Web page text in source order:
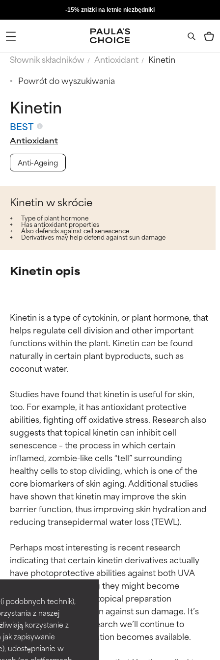
podobnych technik),
z naszej
korzystanie z
zapisywanie
udostępnianie w
-15% zniżki na letnie niezbędniki
Słownik składników Antioxidant
Kinetin
Powrót do wyszukiwania
Kinetin
BEST
Antioxidant
Anti-Ageing
Kinetin w skrócie
Type of plant hormone
Has antioxidant properties
Also defends against cell senescence
Derivatives may help defend against sun damage
Kinetin opis
Kinetin is a type of cytokinin, or plant hormone, that
helps regulate cell division and other important
functions within the plant. Kinetin can be found
naturally in certain plant byproducts, such as
coconut water.
Studies have found that kinetin is useful for skin,
too. For example, it has antioxidant protective
abilities, fighting off oxidative stress. Research also
suggests that topical kinetin can inhibit cell
senescence – the process in which certain
inflamed, zombie-like cells “tell” surrounding
healthy cells to stop dividing, which is one of the
core biomarkers of skin aging. Additional studies
have shown that kinetin may improve the skin
barrier function, thus improving skin hydration and
reducing transepidermal water loss (TEWL).
Perhaps most interesting is recent research
indicating that certain kinetin derivatives actually
have photoprotective abilities against both UVA
and UVB rays, meaning they might become
important additives in topical preparation
designed to defend skin against sun damage. It’s
an exciting area of research we’ll continue to
follow as more information becomes available.
Oceny składników
BEST
Udowodnione i potwierdzone
przez niezależne badania.
Wyjątkowy składnik aktywny
odpowiedni dla większości
typów skóry i problemów
Oceny składników
BEST
Udowodnione i potwierdzone
przez niezależne badania.
Wyjątkowy składnik aktywny
odpowiedni dla większości
typów skóry i problemów